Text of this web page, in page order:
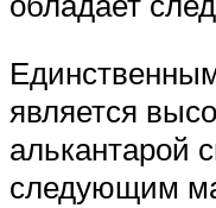
является
алькантарой
следующим